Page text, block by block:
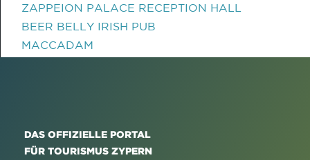
ZAPPEION PALACE RECEPTION HALL
BEER BELLY IRISH PUB
MACCADAM
DAS OFFIZIELLE PORTAL
FÜR TOURISMUS ZYPERN